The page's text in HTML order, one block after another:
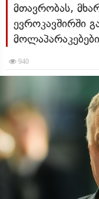
მთავრობას,
ევროკავშირში
940